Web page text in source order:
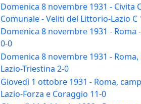
Domenica 8 novembre 1931 - Civita
Comunale - Veliti del Littorio-Lazio C
Domenica 8 novembre 1931 - Roma
0-0
Domenica 8 novembre 1931 - Roma,
Lazio-Triestina 2-0
Giovedì 1 ottobre 1931 - Roma,
Lazio-Forza e Coraggio 11-0